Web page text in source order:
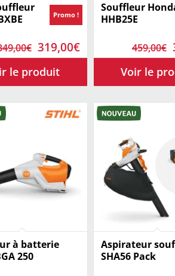
€ Le
prix
initial
était :
349,00€.
319,00€Le
prix
est :
319,00€.
Promo !
Souffleur
HHB25E
459,00€
à batterie
250
Aspirateur
SHA56 Pack